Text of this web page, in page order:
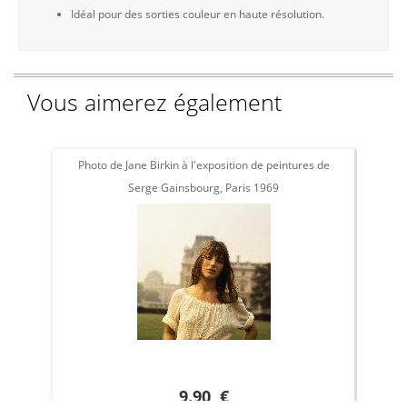
Idéal pour des sorties couleur en haute résolution.
Vous aimerez également
Photo de Jane Birkin à l'exposition de peintures de
Serge Gainsbourg, Paris 1969
9.90 €